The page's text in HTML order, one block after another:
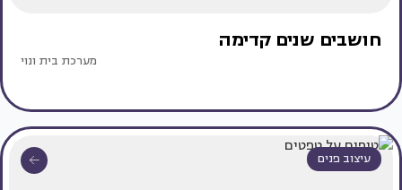
חושבים שנים קדימה
מערכת בית ונוי
עיצוב פנים